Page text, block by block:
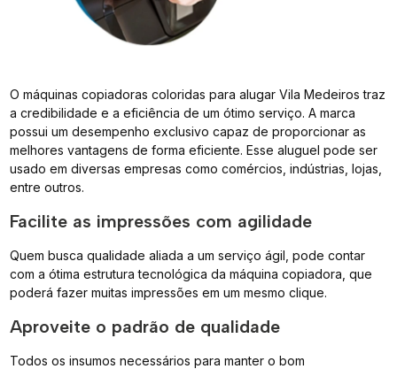
O máquinas copiadoras coloridas para alugar Vila Medeiros traz
a credibilidade e a eficiência de um ótimo serviço. A marca
possui um desempenho exclusivo capaz de proporcionar as
melhores vantagens de forma eficiente. Esse aluguel pode ser
usado em diversas empresas como comércios, indústrias, lojas,
entre outros.
Facilite as impressões com agilidade
Quem busca qualidade aliada a um serviço ágil, pode contar
com a ótima estrutura tecnológica da máquina copiadora, que
poderá fazer muitas impressões em um mesmo clique.
Aproveite o padrão de qualidade
Todos os insumos necessários para manter o bom